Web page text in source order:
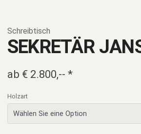
Schreibtisch
SEKRETÄR
ab € 2.800,-- *
Holzart